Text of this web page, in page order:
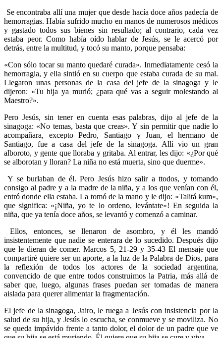
Se encontraba allí una mujer que desde hacía doce años padecía de
hemorragias. Había sufrido mucho en manos de numerosos médicos
y gastado todos sus bienes sin resultado; al contrario, cada vez
estaba peor. Como había oído hablar de Jesús, se le acercó por
detrás, entre la multitud, y tocó su manto, porque pensaba:
«Con sólo tocar su manto quedaré curada». Inmediatamente cesó la
hemorragia, y ella sintió en su cuerpo que estaba curada de su mal.
Llegaron unas personas de la casa del jefe de la sinagoga y le
dijeron: «Tu hija ya murió; ¿para qué vas a seguir molestando al
Maestro?».
Pero Jesús, sin tener en cuenta esas palabras, dijo al jefe de la
sinagoga: «No temas, basta que creas». Y sin permitir que nadie lo
acompañara, excepto Pedro, Santiago y Juan, el hermano de
Santiago, fue a casa del jefe de la sinagoga. Allí vio un gran
alboroto, y gente que lloraba y gritaba. Al entrar, les dijo: «¿Por qué
se alborotan y lloran? La niña no está muerta, sino que duerme».
Y se burlaban de él. Pero Jesús hizo salir a ttodos, y tomando
consigo al padre y a la madre de la niña, y a los que venían con él,
entró donde ella estaba. La tomó de la mano y le dijo: «Talitá kum»,
que significa: «¡Niña, yo te lo ordeno, levántate»! En seguida la
niña, que ya tenía doce años, se levantó y comenzó a caminar.
Ellos, entonces, se llenaron de asombro, y él les mandó
insistentemente que nadie se enterara de lo sucedido. Después dijo
que le dieran de comer. Marcos 5, 21-29 y 35-43 El mensaje que
compartiré quiere ser un aporte, a la luz de la Palabra de Dios, para
la reflexión de todos los actores de la sociedad argentina,
convencido de que entre todos construimos la Patria, más allá de
saber que, luego, algunas frases puedan ser tomadas de manera
aislada para querer alimentar la fragmentación.
El jefe de la sinagoga, Jairo, le ruega a Jesús con insistencia por la
salud de su hija, y Jesús lo escucha, se conmueve y se moviliza. No
se queda impávido frente a tanto dolor, el dolor de un padre que ve